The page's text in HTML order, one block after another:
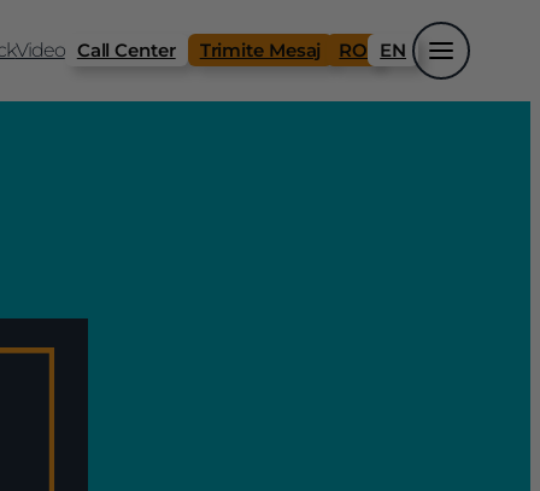
Video Call Center Trimite Mesaj RO EN